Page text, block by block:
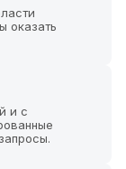
оказать
и с